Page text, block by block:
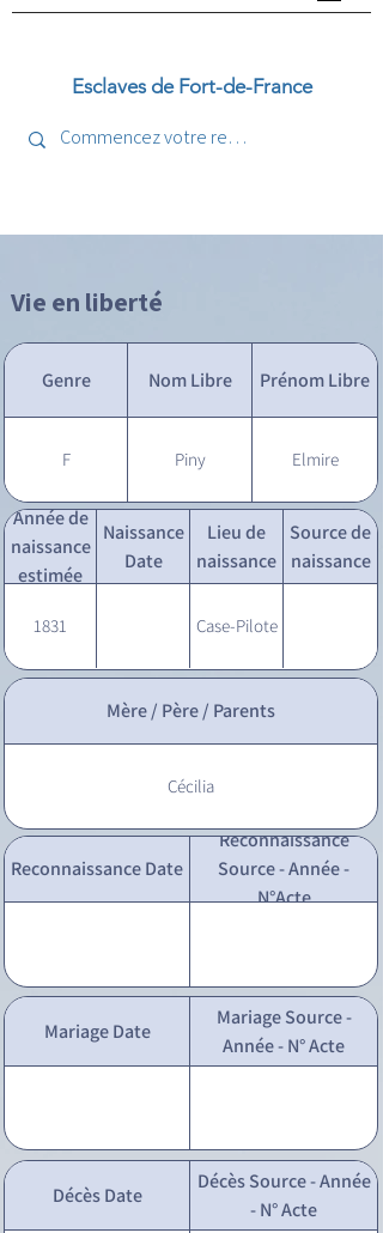
Esclaves de Fort-de-France
Vie en liberté
Genre Nom Libre Prénom Libre
F Piny Elmire
Année de
naissance
estimée
Naissance
Date
Lieu de
naissance
Source de
naissance
1831 Case-Pilote
Mère / Père / Parents
Cécilia
Reconnaissance Date
Reconnaissance
Source - Année -
N°Acte
Mariage Date
Mariage Source -
Année - N° Acte
Décès Date
Décès Source - Année
- N° Acte